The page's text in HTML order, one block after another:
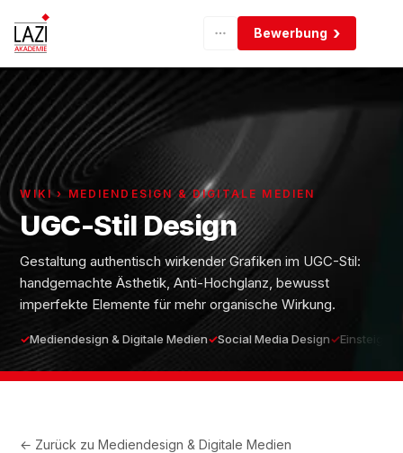
Bewerbung
WIKI › MEDIENDESIGN & DIGITALE MEDIEN
UGC-Stil Design
Gestaltung authentisch wirkender Grafiken im UGC-Stil:
handgemachte Ästhetik, Anti-Hochglanz, bewusst
imperfekte Elemente für mehr organische Wirkung.
Mediendesign & Digitale Medien Social Media Design Einsteiger
← Zurück zuMediendesign & Digitale Medien